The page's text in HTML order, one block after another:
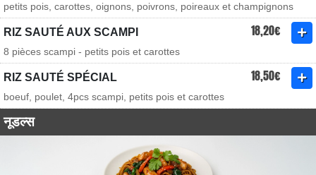
petits pois, carottes, oignons, poivrons, poireaux et champignons
RIZ SAUTÉ AUX SCAMPI 18,20€
8 pièces scampi - petits pois et carottes
RIZ SAUTÉ SPÉCIAL 18,50€
boeuf, poulet, 4pcs scampi, petits pois et carottes
नूडल्स